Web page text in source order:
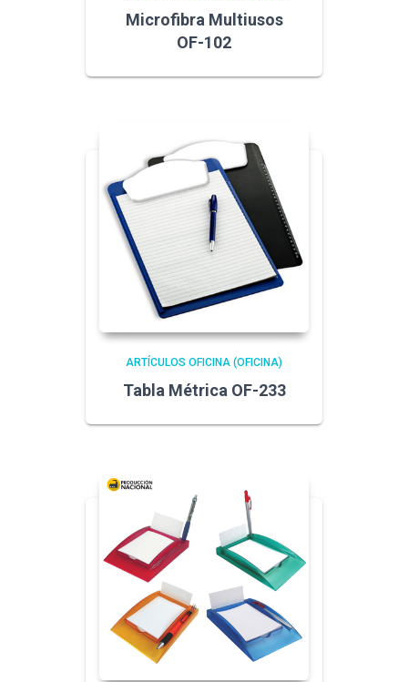
Microfibra Multiusos
OF-102
ARTÍCULOS OFICINA (OFICINA)
Tabla Métrica OF-233